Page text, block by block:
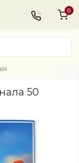
0
50